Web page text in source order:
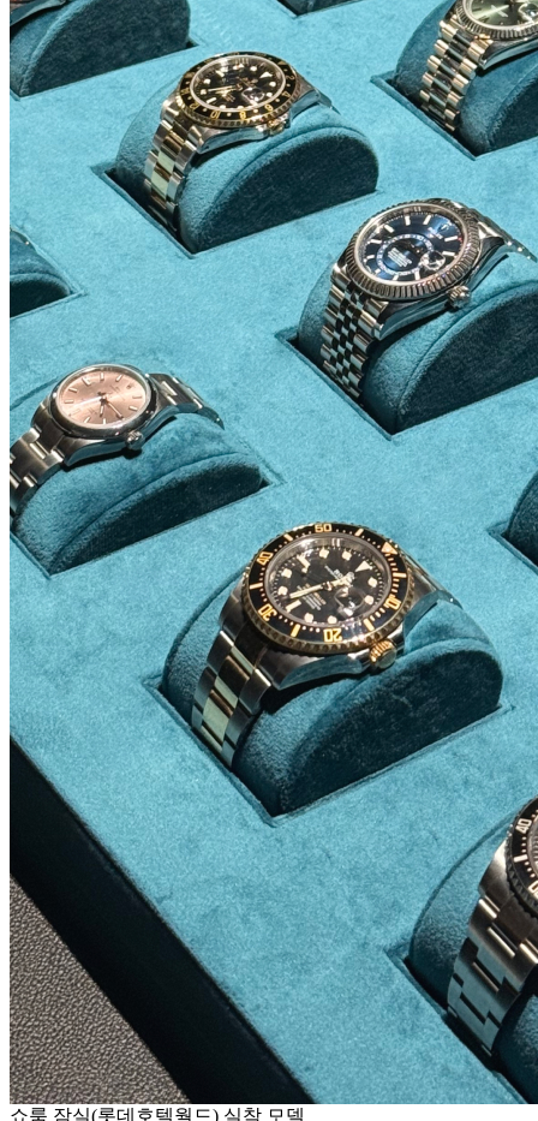
쇼룸 잠실(롯데호텔월드) 실착 모델